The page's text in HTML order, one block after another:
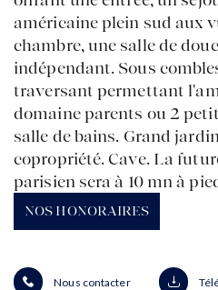
américaine plein sud aux
chambre, une salle de
indépendant. Sous
traversant permettant
domaine parents ou 2
salle de bains. Grand
copropriété. Cave. La
parisien sera à 10 mn à
NOS HONORAIRES
Nous contacter